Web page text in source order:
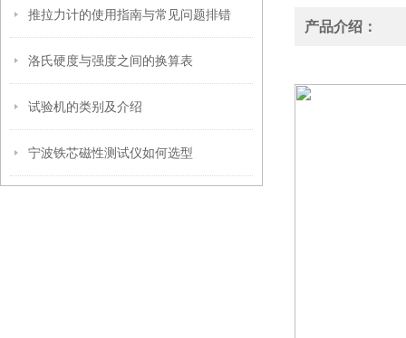
推拉力计的使用指南与常见问题排错
洛氏硬度与强度之间的换算表
试验机的类别及介绍
宁波铁芯磁性测试仪如何选型
产品介绍：